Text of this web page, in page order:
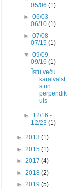
05/06(1)
►06/03 -
06/10(1)
►07/08 -
07/15(1)
▼09/09 -
09/16(1)
Īstu veču
karaļvalst
s un
perpendik
uls
► 12/16 -
12/23(1)
► 2013 (1)
► 2015 (1)
► 2017 (4)
► 2018 (2)
► 2019 (5)